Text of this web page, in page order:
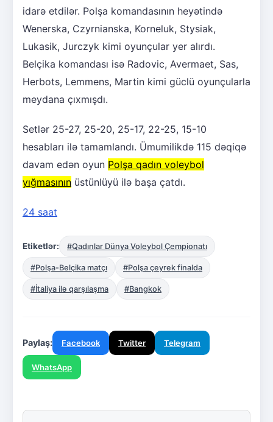
idarə etdilər. Polşa komandasının heyətində
Wenerska, Czyrnianska, Korneluk, Stysiak,
Lukasik, Jurczyk kimi oyunçular yer alırdı.
Belçika komandası isə Radovic, Avermaet, Sas,
Herbots, Lemmens, Martin kimi güclü oyunçularla
meydana çıxmışdı.
Setlər 25-27, 25-20, 25-17, 22-25, 15-10
hesabları ilə tamamlandı. Ümumilikdə 115 dəqiqə
davam edən oyun Polşa qadın voleybol
yığmasının üstünlüyü ilə başa çatdı.
24 saat
Etiketlər: #Qadınlar Dünya Voleybol Çempionatı
#Polşa-Belçika matçı #Polşa çeyrek finalda
#İtaliya ilə qarşılaşma #Bangkok
Paylaş: Facebook Twitter Telegram
WhatsApp